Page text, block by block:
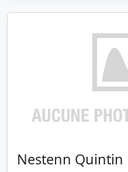
Nestenn Quintin